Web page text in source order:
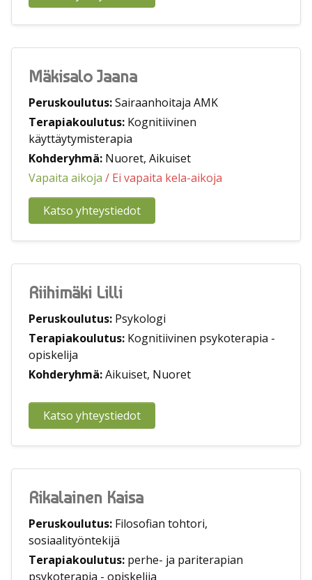
Mäkisalo Jaana
Peruskoulutus:Sairaanhoitaja AMK
Terapiakoulutus: Kognitiivinen
käyttäytymisterapia
Kohderyhmä: Nuoret, Aikuiset
Vapaita aikoja / Ei vapaita kela-aikoja
Katso yhteystiedot
Riihimäki Lilli
Peruskoulutus: Psykologi
Terapiakoulutus: Kognitiivinen psykoterapia -
opiskelija
Kohderyhmä:Aikuiset, Nuoret
Katso yhteystiedot
Rikalainen Kaisa
Peruskoulutus: Filosofian tohtori,
sosiaalityöntekijä
Terapiakoulutus: perhe- ja pariterapian
psykoterapia - opiskelija